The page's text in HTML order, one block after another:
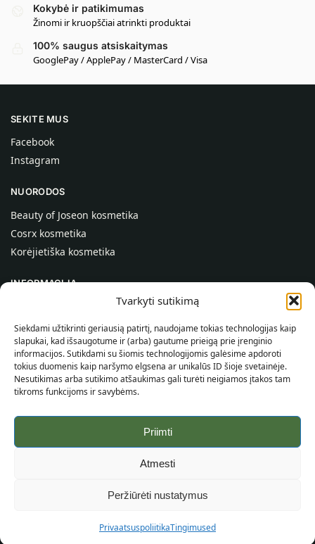
Tvarkyti sutikimą
Siekdami užtikrinti geriausią patirtį, naudojame tokias technologijas kaip
slapukai, kad išsaugotume ir (arba) gautume prieigą prie įrenginio
informacijos. Sutikdami su šiomis technologijomis galėsime apdoroti
tokius duomenis kaip naršymo elgsena ar unikalūs ID šioje svetainėje.
Nesutikimas arba sutikimo atšaukimas gali turėti neigiamos įtakos tam
tikroms funkcijoms ir savybėms.
Priimti
Atmesti
Peržiūrėti nustatymus
PrivaatsuspoliitikaTingimused
Kokybė ir patikimumas
Žinomi ir kruopščiai atrinkti produktai
100% saugus atsiskaitymas
GooglePay / ApplePay / MasterCard / Visa
SEKITE MUS
Facebook
Instagram
NUORODOS
Beauty of Joseon kosmetika
Cosrx kosmetika
Korėjietiška kosmetika
INFORMACIJA
Kontaktai
Pagalba
INFORMACIJA PIRKĖJUI
Pristatymo sąlygos
Taisyklės ir sąlygos
Svetainės žemėlapis